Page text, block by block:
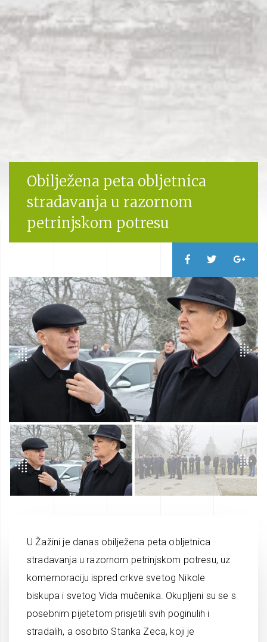
Obilježena peta obljetnica
stradavanja u razornom
petrinjskom potresu
U Žažini je danas obilježena peta obljetnica
stradavanja u razornom petrinjskom potresu, uz
komemoraciju ispred crkve svetog Nikole
biskupa i svetog Vida mučenika. Okupljeni su se s
posebnim pijetetom prisjetili svih poginulih i
stradalih, a osobito Stanka Zeca, koji je